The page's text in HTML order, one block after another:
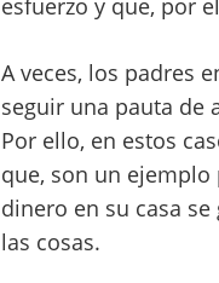
esfuerzo y que, por
A veces, los padres
seguir una pauta de
Por ello, en estos
que, son un ejemplo
dinero en su casa
las cosas.